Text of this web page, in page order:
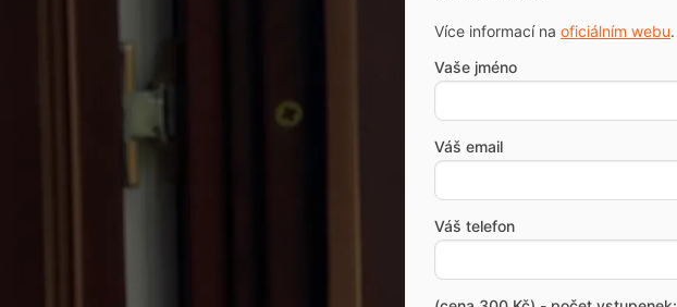
Více informací na oficiálním webu.
Vaše jméno
Váš email
Váš telefon